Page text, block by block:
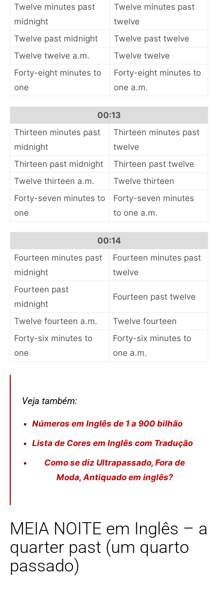
Twelve minutes past
midnight
Twelve minutes past
twelve
Twelve past midnight
Twelve past twelve
Twelve twelve a.m.
Twelve twelve
Forty-eight minutes to
one
Forty-eight minutes to
one a.m.
00:13
Thirteen minutes past
midnight
Thirteen minutes past
twelve
Thirteen past midnight
Thirteen past twelve
Twelve thirteen a.m.
Twelve thirteen
Forty-seven minutes to
one
Forty-seven minutes
to one a.m.
00:14
Fourteen minutes past
midnight
Fourteen minutes past
twelve
Fourteen past
midnight
Fourteen past twelve
Twelve fourteen a.m.
Twelve fourteen
Forty-six minutes to
one
Forty-six minutes to
one a.m.
Veja também:
Números em Inglês de 1 a 900 bilhão
Lista de Cores em Inglês com Tradução
Como se diz Ultrapassado, Fora de
Moda, Antiquado em inglês?
MEIA NOITE em Inglês – a
quarter past (um quarto
passado)